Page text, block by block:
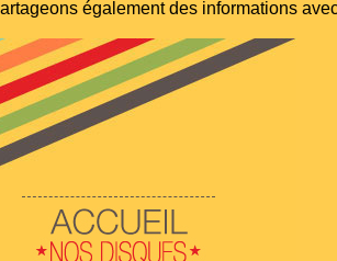
également des informations